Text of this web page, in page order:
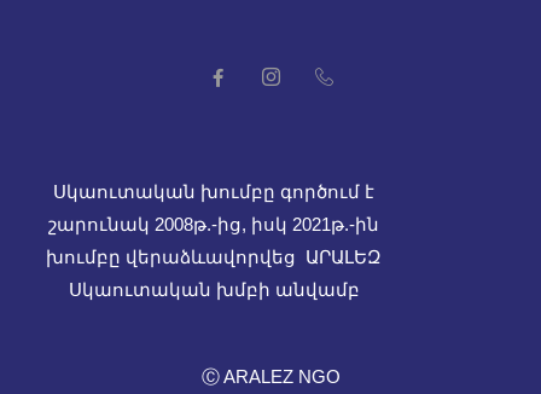
Սկաուտական խումբը գործում է
շարունակ 2008թ.-ից, իսկ 2021թ.-ին
խումբը վերաձևավորվեց ԱՐԱԼԵԶ
Սկաուտական խմբի անվամբ
Ⓒ ARALEZ NGO